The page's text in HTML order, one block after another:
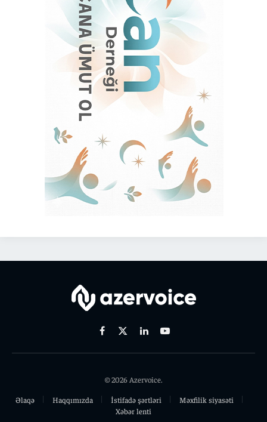
Facebook
X
LinkedinYoutube
© 2026 Azervoice.
Əlaqə
Haqqımızda İstifadə şərtləri
Məxfilik siyasəti
Xəbər lenti